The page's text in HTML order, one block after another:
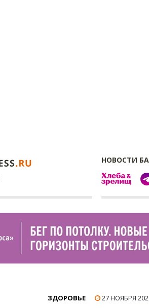
НОВОСТИ
ЗДОРОВЬЕ 27 НОЯБРЯ